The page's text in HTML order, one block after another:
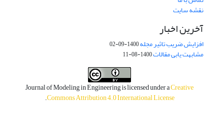
نقشه سایت
آخرین اخبار
افزایش ضریب تاثیر مجله1400-09-02
مشابهت یابی مقالات1400-08-11
Journal of Modeling in Engineering is licensed under aCreative
Commons Attribution 4.0 International License
.